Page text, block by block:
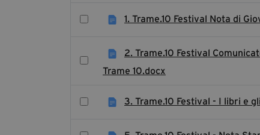
1. Trame.10 Festival Nota di
2. Trame.10 Festival
Trame 10.docx
3. Trame.10 Festival - I libri e